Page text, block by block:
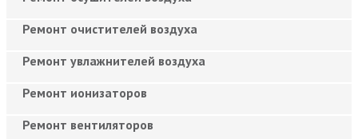
Ремонт очистителей воздуха
Ремонт увлажнителей воздуха
Ремонт ионизаторов
Ремонт вентиляторов